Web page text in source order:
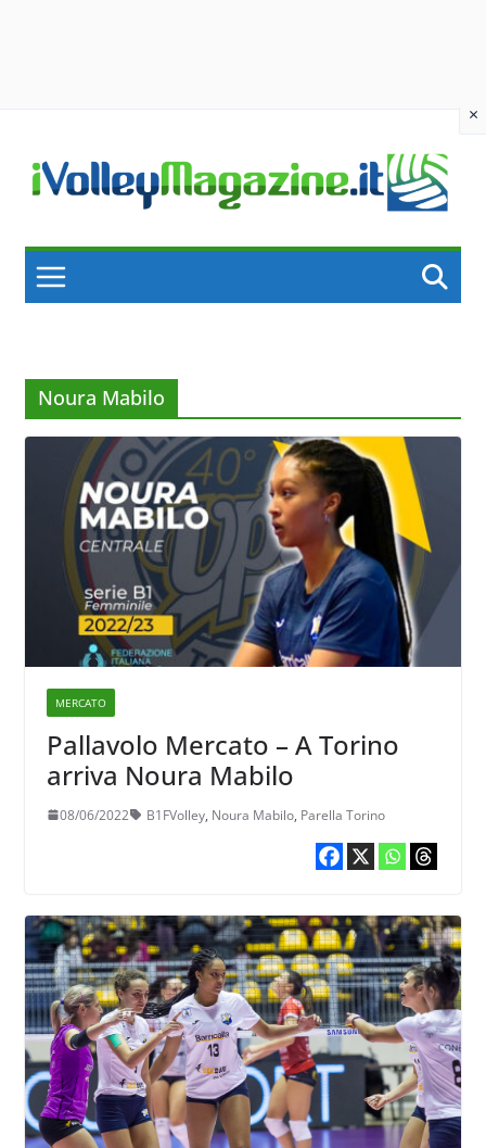
×
content
Noura Mabilo
MERCATO
Pallavolo Mercato – A Torino
arriva Noura Mabilo
08/06/2022 B1FVolley, Noura Mabilo, Parella Torino